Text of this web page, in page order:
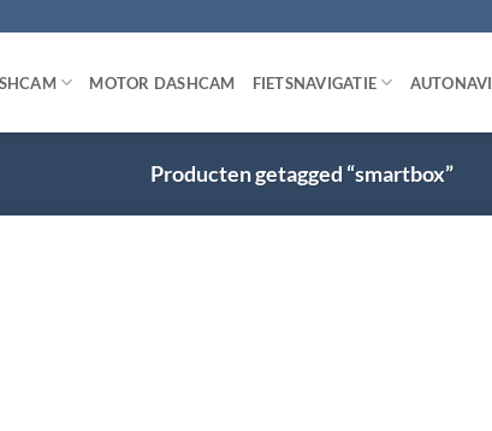
MOTOR DASHCAM FIETSNAVIGATIE
Producten getagged “smartbox”